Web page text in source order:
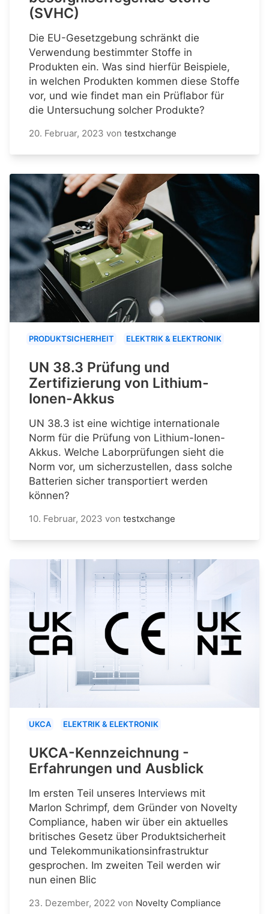
(SVHC)
Die EU-Gesetzgebung schränkt die
Verwendung bestimmter Stoffe in
Produkten ein. Was sind hierfür Beispiele,
in welchen Produkten kommen diese Stoffe
vor, und wie findet man ein Prüflabor für
die Untersuchung solcher Produkte?
20. Februar, 2023 von testxchange
PRODUKTSICHERHEIT ELEKTRIK & ELEKTRONIK
UN 38.3 Prüfung und
Zertifizierung von Lithium-
Ionen-Akkus
UN 38.3 ist eine wichtige internationale
Norm für die Prüfung von Lithium-Ionen-
Akkus. Welche Laborprüfungen sieht die
Norm vor, um sicherzustellen, dass solche
Batterien sicher transportiert werden
können?
10. Februar, 2023 von testxchange
UKCA ELEKTRIK & ELEKTRONIK
UKCA-Kennzeichnung -
Erfahrungen und Ausblick
Im ersten Teil unseres Interviews mit
Marlon Schrimpf, dem Gründer von Novelty
Compliance, haben wir über ein aktuelles
britisches Gesetz über Produktsicherheit
und Telekommunikationsinfrastruktur
gesprochen. Im zweiten Teil werden wir
nun einen Blic
23. Dezember, 2022 von Novelty Compliance